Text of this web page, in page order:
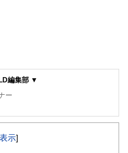
編集部 ▼
ー
融、経済に関する記事を、日々
るようわかりやすく発信していま
示]